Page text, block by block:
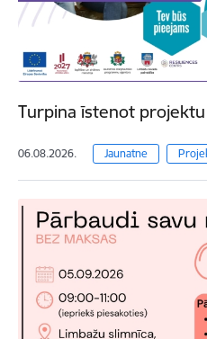
Turpina īstenot projektu
06.08.2026. Jaunatne